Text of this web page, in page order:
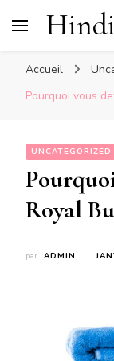
Accueil
Pourquoi vous
UNCATEGORIZED
Royal
par ADMIN